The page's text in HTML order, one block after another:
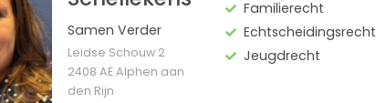
Samen Verder
Leidse Schouw 2
2408 AE Alphen aan
den Rijn
Familierecht
Echtscheidingsrecht
Jeugdrecht